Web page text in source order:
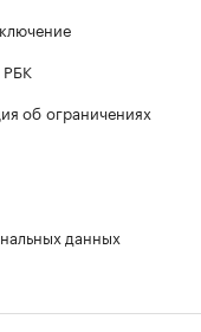
РБК
об ограничениях
данных